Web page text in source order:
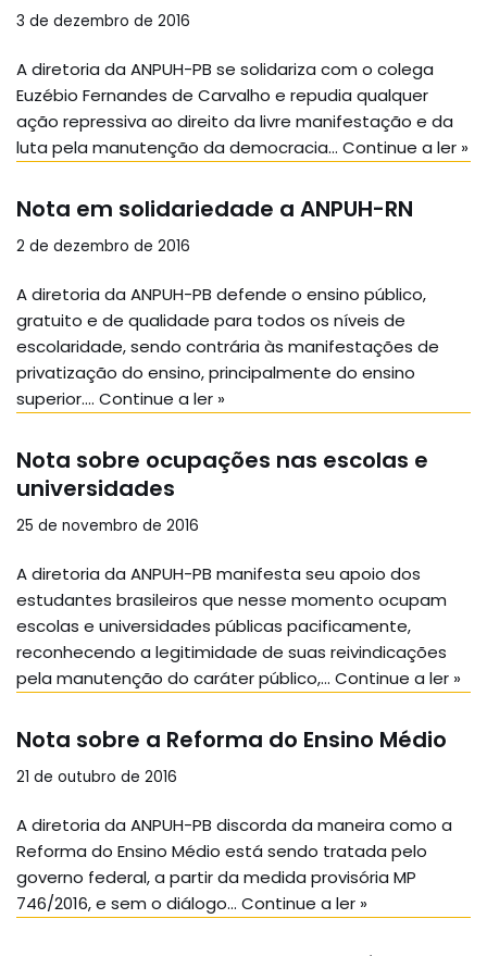
3 de dezembro de 2016
A diretoria da ANPUH-PB se solidariza com o colega
Euzébio Fernandes de Carvalho e repudia qualquer
ação repressiva ao direito da livre manifestação e da
luta pela manutenção da democracia… Continue a ler »
Nota em solidariedade a ANPUH-RN
2 de dezembro de 2016
A diretoria da ANPUH-PB defende o ensino público,
gratuito e de qualidade para todos os níveis de
escolaridade, sendo contrária às manifestações de
privatização do ensino, principalmente do ensino
superior.… Continue a ler »
Nota sobre ocupações nas escolas e
universidades
25 de novembro de 2016
A diretoria da ANPUH-PB manifesta seu apoio dos
estudantes brasileiros que nesse momento ocupam
escolas e universidades públicas pacificamente,
reconhecendo a legitimidade de suas reivindicações
pela manutenção do caráter público,… Continue a ler »
Nota sobre a Reforma do Ensino Médio
21 de outubro de 2016
A diretoria da ANPUH-PB discorda da maneira como a
Reforma do Ensino Médio está sendo tratada pelo
governo federal, a partir da medida provisória MP
746/2016, e sem o diálogo… Continue a ler »